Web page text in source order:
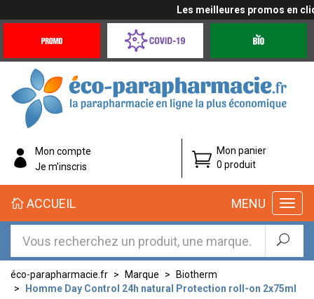
Les meilleures promos en
Offres
Coronavirus
éco-
parapharmacie.fr
éco-
parapharmacie.fr
Mon compte
Je m’inscris
Mon panier
0 produit
MENU
ACCUEIL
éco-parapharmacie.fr Marque
Biotherm
Homme Day Control 24h natural Protection roll-on 2x75ml